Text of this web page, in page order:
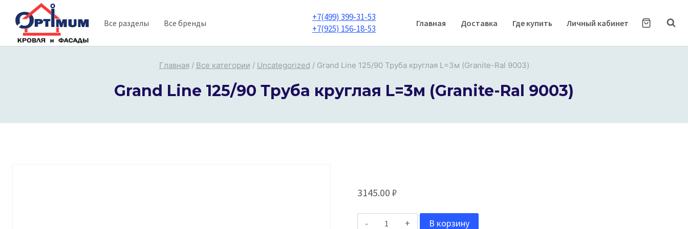
содержимому
Все разделы Все бренды
+7(499) 399-31-53
+7(925) 156-18-53
Главная Доставка Где купить Личный кабинет
Главная / Все категории / Uncategorized / Grand Line 125/90 Труба круглая L=3м (Granite-Ral 9003)
Grand Line 125/90 Труба круглая L=3м (Granite-Ral 9003)
3145.00 ₽
Количество
В корзину